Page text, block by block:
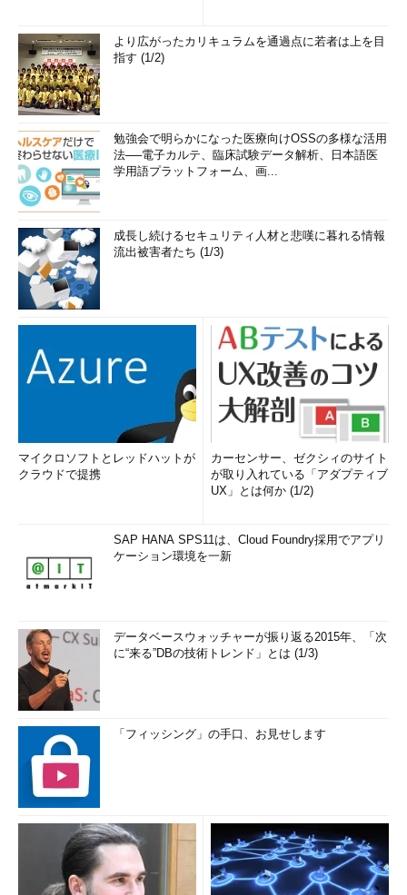
より広がったカリキュラムを通過点に若者は上を目
指す (1/2)
勉強会で明らかになった医療向けOSSの多様な活用
法──電子カルテ、臨床試験データ解析、日本語医
学用語プラットフォーム、画...
成長し続けるセキュリティ人材と悲嘆に暮れる情報
流出被害者たち (1/3)
マイクロソフトとレッドハットが
クラウドで提携
カーセンサー、ゼクシィのサイト
が取り入れている「アダプティブ
UX」とは何か (1/2)
SAP HANA SPS11は、Cloud Foundry採用でアプリ
ケーション環境を一新
データベースウォッチャーが振り返る2015年、「次
に“来る”DBの技術トレンド」とは (1/3)
「フィッシング」の手口、お見せします